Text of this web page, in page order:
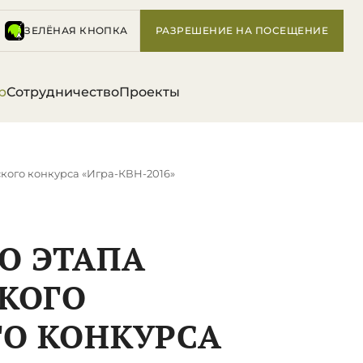
ЗЕЛЁНАЯ КНОПКА РАЗРЕШЕНИЕ НА ПОСЕЩЕНИЕ
СотрудничествоПроекты
конкурса «Игра-КВН-2016»
ЭТАПА
КОНКУРСА